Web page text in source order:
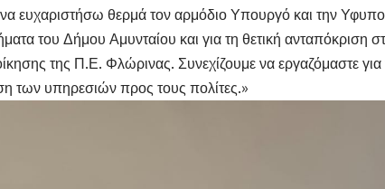
ευχαριστήσω θερμά τον αρμόδιο Υπουργό και την
του Δήμου Αμυνταίου και για τη θετική ανταπόκριση
της Π.Ε. Φλώρινας. Συνεχίζουμε να εργαζόμαστε
των υπηρεσιών προς τους πολίτες.»